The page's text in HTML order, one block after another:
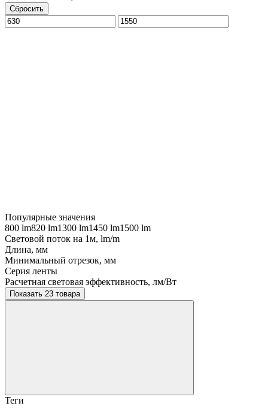
Сбросить
Популярные значения
800 lm820 lm1300 lm1450 lm1500 lm
Световой поток на 1м, lm/m
Длина, мм
Минимальный отрезок, мм
Серия ленты
Расчетная световая эффективность, лм/Вт
Показать 23 товара
Теги